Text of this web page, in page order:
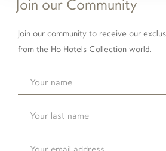
Join our Community
Join our community to receive our
from the Ho Hotels Collection world.